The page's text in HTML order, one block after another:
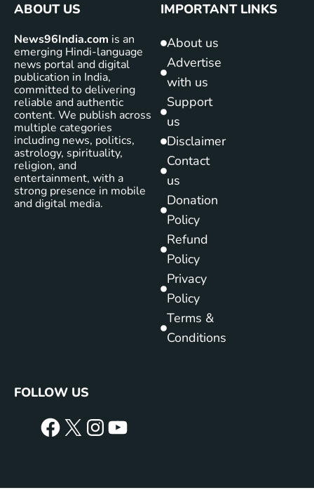
ABOUT US
News96India.com is an
emerging Hindi-language
news portal and digital
publication in India,
committed to delivering
reliable and authentic
content. We publish across
multiple categories
including news, politics,
astrology, spirituality,
religion, and
entertainment, with a
strong presence in mobile
and digital media.
IMPORTANT LINKS
About us
Advertise
with us
Support
us
Disclaimer
Contact
us
Donation
Policy
Refund
Policy
Privacy
Policy
Terms &
Conditions
FOLLOW US